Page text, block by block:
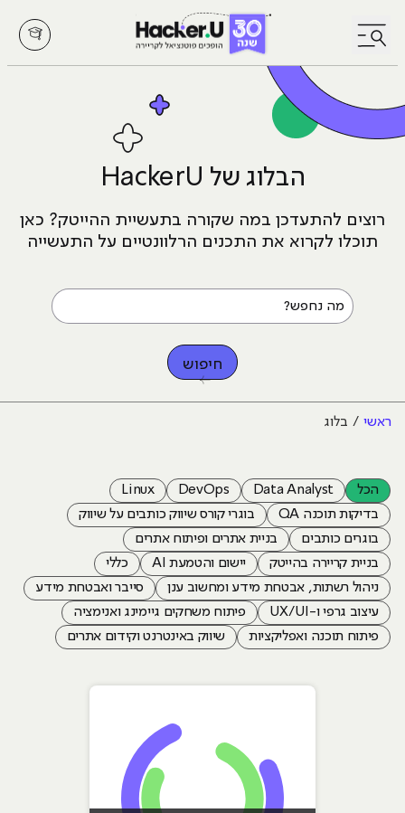
לחץ לפתיחת/סגירת תפריט
הבלוג של HackerU
רוצים להתעדכן במה שקורה בתעשיית ההייטק? כאן
תוכלו לקרוא את התכנים הרלוונטיים על התעשייה
מה נחפש?
חיפוש
ראשי בלוג
הכל Data Analyst
DevOps
Linux
בדיקות תוכנה QA
בוגרי קורס שיווק כותבים על שיווק
בוגרים כותבים
בניית אתרים ופיתוח אתרים
בניית קריירה בהייטק
יישום והטמעת AI
כללי
ניהול רשתות, אבטחת מידע ומחשוב ענן
סייבר ואבטחת מידע
עיצוב גרפי ו-UX/UI
פיתוח משחקים גיימינג ואנימציה
פיתוח תוכנה ואפליקציות
שיווק באינטרנט וקידום אתרים